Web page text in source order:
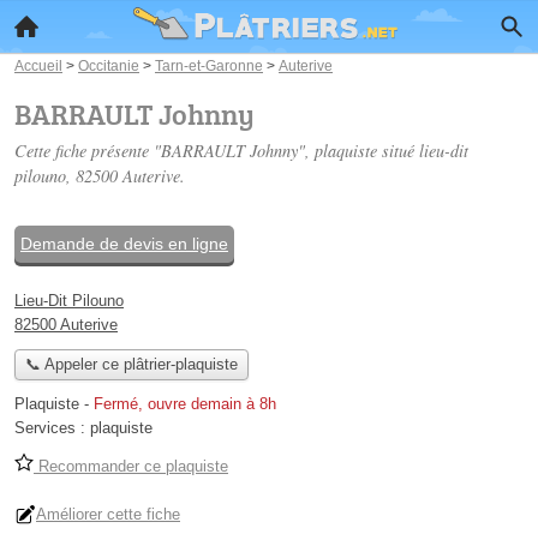
Accueil > Occitanie > Tarn-et-Garonne > Auterive
BARRAULT Johnny
Cette fiche présente "BARRAULT Johnny", plaquiste situé lieu-dit
pilouno, 82500 Auterive.
Demande de devis en ligne
Lieu-Dit Pilouno
82500 Auterive
📞 Appeler ce plâtrier-plaquiste
Plaquiste - Fermé, ouvre demain à 8h
Services : plaquiste
Recommander ce plaquiste
Améliorer cette fiche